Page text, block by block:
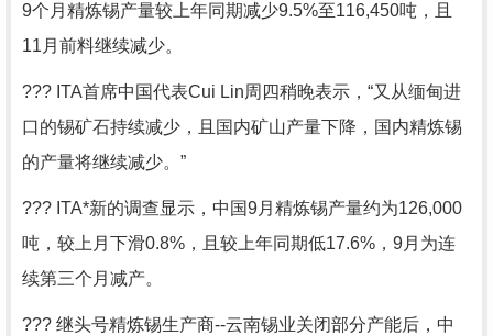
9个月精炼锡产量较上年同期减少9.5%至116,450吨，且
11月前料继续减少。
??? ITA首席中国代表Cui Lin周四稍晚表示，“又从缅甸进
口的锡矿石持续减少，且国内矿山产量下降，国内精炼锡
的产量将继续减少。”
??? ITA*新的调查显示，中国9月精炼锡产量约为126,000
吨，较上月下滑0.8%，且较上年同期低17.6%，9月为连
续第三个月减产。
??? 继头号精炼锡生产商--云南锡业关闭部分产能后，中